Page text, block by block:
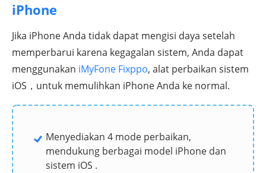
iPhone
Jika iPhone Anda tidak dapat mengisi daya setelah
memperbarui karena kegagalan sistem, Anda dapat
menggunakan iMyFone Fixppo, alat perbaikan sistem
iOS，untuk memulihkan iPhone Anda ke normal.
Menyediakan 4 mode perbaikan,
mendukung berbagai model iPhone dan
sistem iOS .